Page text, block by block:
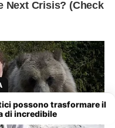
possono trasformare il
di incredibile